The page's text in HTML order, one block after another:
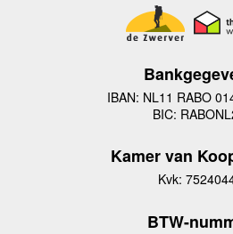
IBAN: NL11 RABO
BIC:
Kamer van
Kvk:
BTW-